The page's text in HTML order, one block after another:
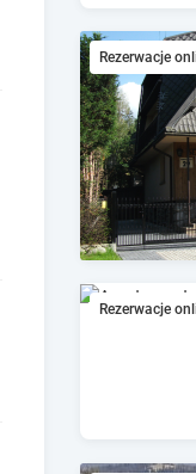
Rezerwacje
Rezerwacje